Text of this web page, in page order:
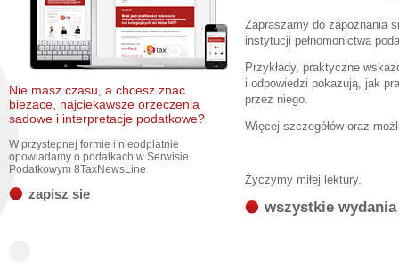
Nie masz czasu, a chcesz znac
biezace, najciekawsze orzeczenia
sadowe i interpretacje podatkowe?
W przystepnej formie i nieodplatnie
opowiadamy o podatkach w Serwisie
Podatkowym 8TaxNewsLine
zapisz sie
Zapraszamy do zapoznania
instytucji pełnomonictwa
Przykłady, praktyczne
i odpowiedzi pokazują, jak
przez niego.
Więcej szczegółów oraz
Życzymy miłej lektury.
wszystkie wydania